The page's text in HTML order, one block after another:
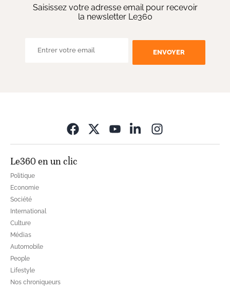
Saisissez votre adresse email pour recevoir
la newsletter Le360
ENVOYER
Le360 en un clic
Politique
Economie
Société
International
Culture
Médias
Automobile
People
Lifestyle
Nos chroniqueurs